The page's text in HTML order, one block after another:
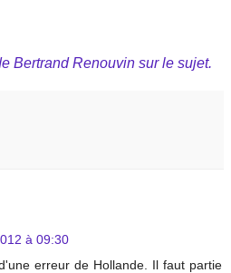
Bertrand Renouvin sur le sujet.
à 09:30
erreur de Hollande. Il faut partie